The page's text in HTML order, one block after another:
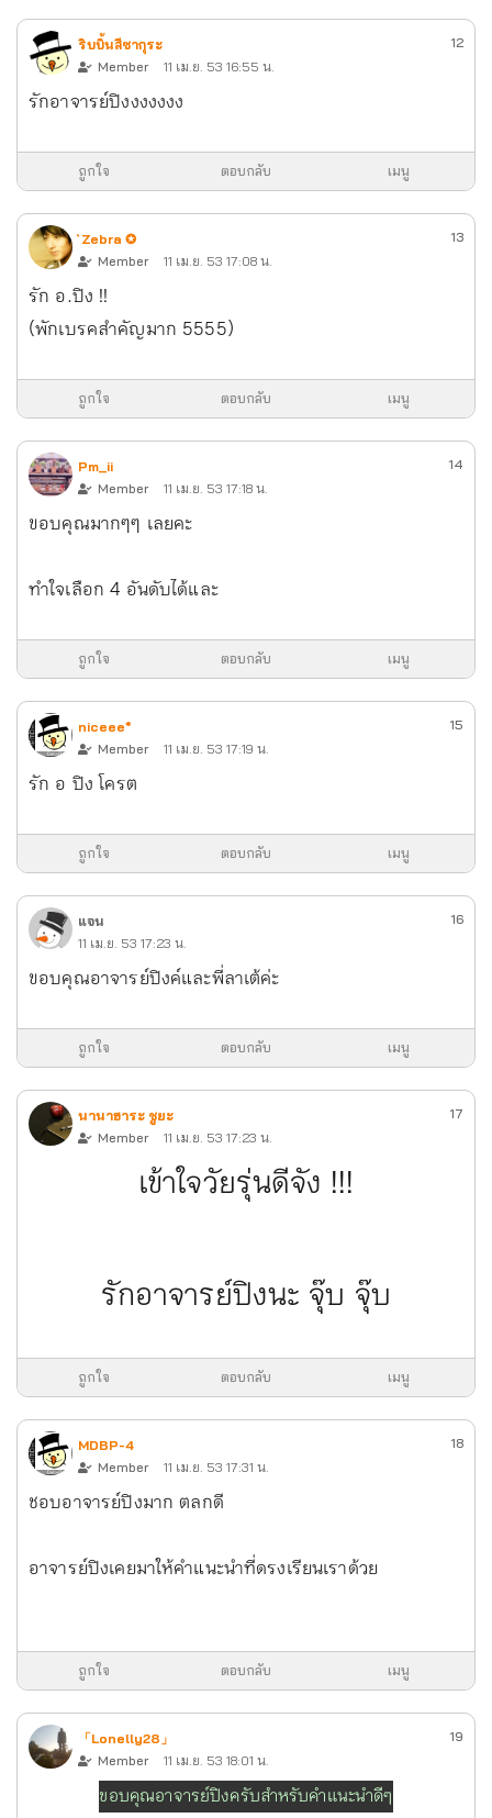
ริบบิ้นสีซากุระ
Member
11 เม.ย. 53 16:55 น.
12
รักอาจารย์ปิงงงงงงง
ถูกใจ ตอบกลับ เมนู
ˋ Zebra ✪
Member
11 เม.ย. 53 17:08 น.
13
รัก อ.ปิง !!
(พักเบรคสำคัญมาก 5555)
ถูกใจ ตอบกลับ เมนู
Pm_ii
Member
11 เม.ย. 53 17:18 น.
14
ขอบคุณมากๆๆ เลยคะ
ทำใจเลือก 4 อันดับได้และ
ถูกใจ ตอบกลับ เมนู
niceee*
Member
11 เม.ย. 53 17:19 น.
15
รัก อ ปิง โครต
ถูกใจ ตอบกลับ เมนู
แจน
11 เม.ย. 53 17:23 น.
16
ขอบคุณอาจารย์ปิงค์และพี่ลาเต้ค่ะ
ถูกใจ ตอบกลับ เมนู
นานาฮาระ ชูยะ
Member
11 เม.ย. 53 17:23 น.
17
เข้าใจวัยรุ่นดีจัง !!!
รักอาจารย์ปิงนะ จุ๊บ จุ๊บ
ถูกใจ ตอบกลับ เมนู
MDBP-4
Member
11 เม.ย. 53 17:31 น.
18
ชอบอาจารย์ปิงมาก ตลกดี
อาจารย์ปิงเคยมาให้คำแนะนำที่ดรงเรียนเราด้วย
ถูกใจ ตอบกลับ เมนู
「Lonelly28」
Member
11 เม.ย. 53 18:01 น.
19
ขอบคุณอาจารย์ปิงครับสำหรับคำแนะนำดีๆ